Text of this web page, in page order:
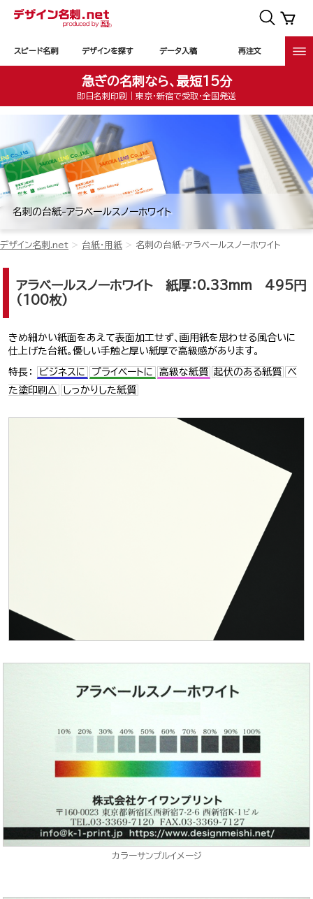
スピード名刺 デザインを探す データ入稿 再注文
急ぎの名刺なら、最短15分
即日名刺印刷｜東京・新宿で受取・全国発送
名刺の台紙-アラベールスノーホワイト
デザイン名刺.net 台紙・用紙 名刺の台紙-アラベールスノーホワイト
アラベールスノーホワイト紙厚：0.33mm 495円
(100枚)
きめ細かい紙面をあえて表面加工せず、画用紙を思わせる風合いに
仕上げた台紙。優しい手触と厚い紙厚で高級感があります。
特長： ビジネスに プライベートに 高級な紙質 起伏のある紙質
べ
た塗印刷△
しっかりした紙質
カラーサンプルイメージ